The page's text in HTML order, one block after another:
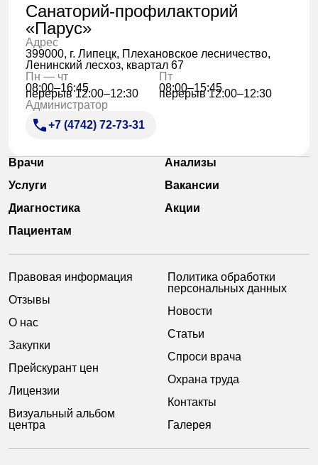
Санаторий-профилакторий
«Парус»
Адрес
399000, г. Липецк, Плехановское лесничество,
Ленинский лесхоз, квартал 67
Пн — чт
08:00–16:45
перерыв 12:00–12:30
Пт
08:00–15:45
перерыв 12:00–12:30
Администратор
+7 (4742) 72-73-31
Врачи
Анализы
Услуги
Вакансии
Диагностика
Акции
Пациентам
Правовая информация
Отзывы
О нас
Закупки
Прейскурант цен
Лицензии
Визуальный альбом
центра
Политика обработки
персональных данных
Новости
Статьи
Спроси врача
Охрана труда
Контакты
Галерея